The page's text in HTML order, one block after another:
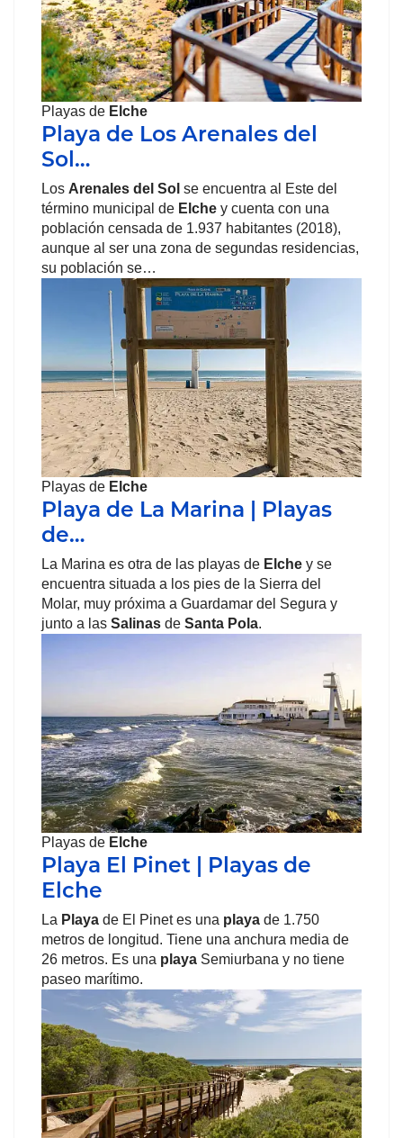
Playas de Elche
Playa de Los Arenales del
Sol…
Los Arenales del Sol se encuentra al Este del
término municipal de Elche y cuenta con una
población censada de 1.937 habitantes (2018),
aunque al ser una zona de segundas residencias,
su población se…
Playas de Elche
Playa de La Marina | Playas
de…
La Marina es otra de las playas de Elche y se
encuentra situada a los pies de la Sierra del
Molar, muy próxima a Guardamar del Segura y
junto a las Salinas de Santa Pola.
Playas de Elche
Playa El Pinet | Playas de
Elche
La Playa de El Pinet es una playa de 1.750
metros de longitud. Tiene una anchura media de
26 metros. Es una playa Semiurbana y no tiene
paseo marítimo.